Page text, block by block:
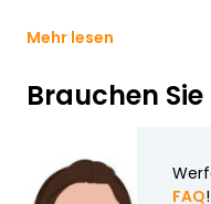
Mehr lesen
Brauchen Sie
FAQ!